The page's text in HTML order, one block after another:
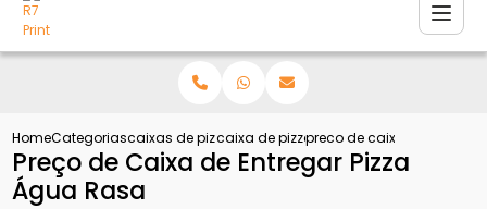
HomeCategoriascaixas de pizzacaixa de pizza atacado
preco de caixa de
Preço de Caixa de Entregar Pizza
Água Rasa